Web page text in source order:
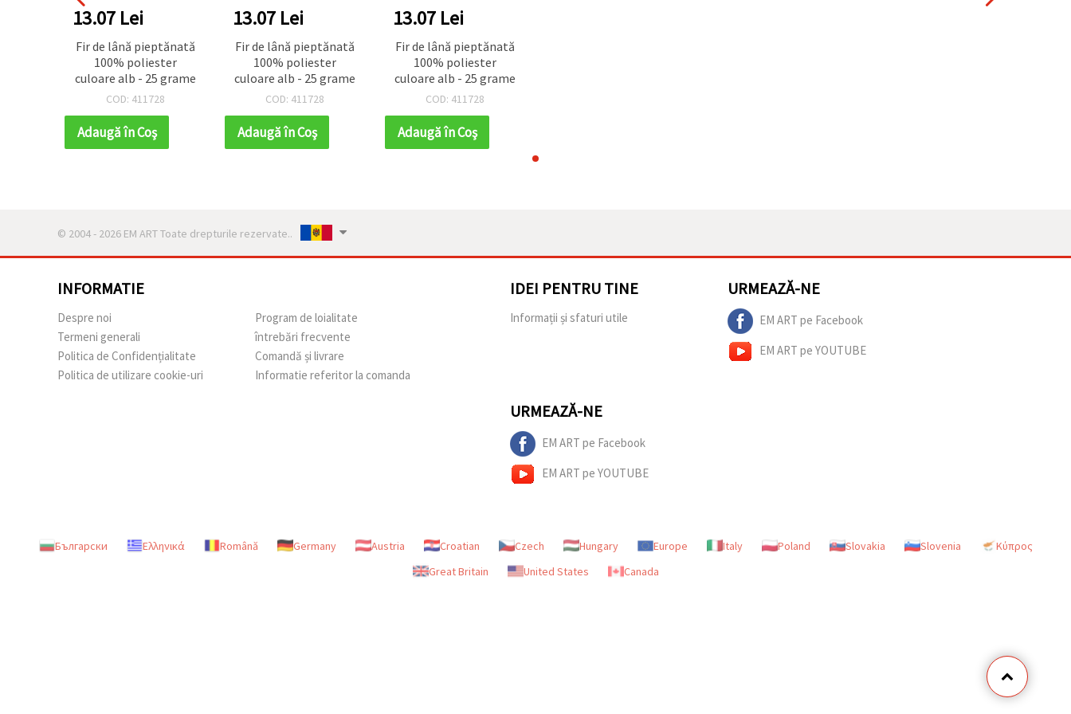
13.07 Lei
Fir de lână pieptănată
100% poliester
culoare alb - 25 grame
COD: 411728
Adaugă în Coş
13.07 Lei
Fir de lână pieptănată
100% poliester
culoare alb - 25 grame
COD: 411728
Adaugă în Coş
13.07 Lei
Fir de lână pieptănată
100% poliester
culoare alb - 25 grame
COD: 411728
Adaugă în Coş
© 2004 - 2026 EM ART Toate drepturile rezervate..
INFORMATIE
Despre noi
Termeni generali
Politica de Confidențialitate
Politica de utilizare cookie-uri
Program de loialitate
întrebări frecvente
Comandă și livrare
Informatie referitor la comanda
IDEI PENTRU TINE
Informații și sfaturi utile
URMEAZĂ-NE
EM ART pe Facebook
EM ART pe YOUTUBE
URMEAZĂ-NE
EM ART pe Facebook
EM ART pe YOUTUBE
Български Ελληνικά Română Germany Austria Croatian Czech Hungary Europe Italy Poland Slovakia Slovenia
Κύπρος
Great Britain
United States Canada